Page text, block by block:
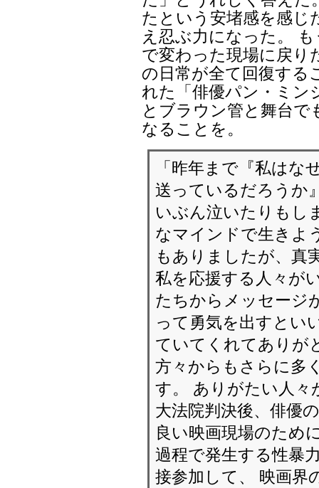
たという安堵感を感じ
え忍ぶ力になった。
で変わった現場に戻り
の日常が全て回復する
れた「俳優パン・ミン
とブラウン管と舞台
なることを。
「昨年まで『私は
送っているだろうか
いぶん泣いたりもし
なマインドで生きよ
もありましたが、真
私を応援する人々が
たちからメッセージ
って勇気を出すとい
ていてくれてありが
方々からもさらに多
す。 ありがたい人々
大法院判決後、俳優
良い映画現場のため
過程で発生する性暴
接参加して、 映画界